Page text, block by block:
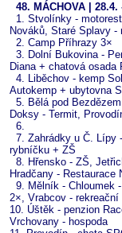
48. MÁCHOVA |
1. Stvolínky -
Nováků, Staré Splavy
2. Camp Příhrazy 3×
3. Dolní Bukovina -
Diana + chatová osada
4. Liběchov - kemp
Autokemp + ubytovna
5. Bělá pod
Doksy - Termit,
6.
7. Zahrádky u Č. Lípy
rybníčku + ZŠ
8. Hřensko - ZŠ,
Hradčany - Restaurace
9. Mělník - Chloumek
2×, Vrabcov -
10. Úštěk - penzion
Vrchovany - hospoda